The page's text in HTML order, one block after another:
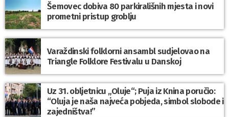
Šemovec dobiva 80 parkirališnih mjesta i novi
prometni pristup groblju
Varaždinski folklorni ansambl sudjelovao na
Triangle Folklore Festivalu u Danskoj
Uz 31. obljetnicu „Oluje“; Puja iz Knina poručio:
“Oluja je naša najveća pobjeda, simbol slobode i
zajedništva!”